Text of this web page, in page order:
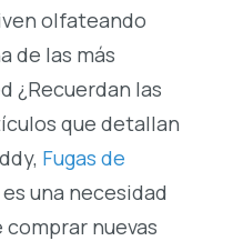
olfateando
de las más
¿Recuerdan las
que detallan
, Fugas de
una necesidad
nuevas